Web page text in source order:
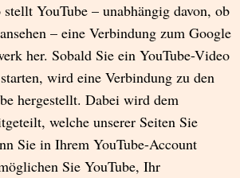
stellt YouTube – unabhängig davon, ob
– eine Verbindung zum Google
her. Sobald Sie ein YouTube-Video
wird eine Verbindung zu den
hergestellt. Dabei wird dem
welche unserer Seiten Sie
Sie in Ihrem YouTube-Account
Sie YouTube, Ihr